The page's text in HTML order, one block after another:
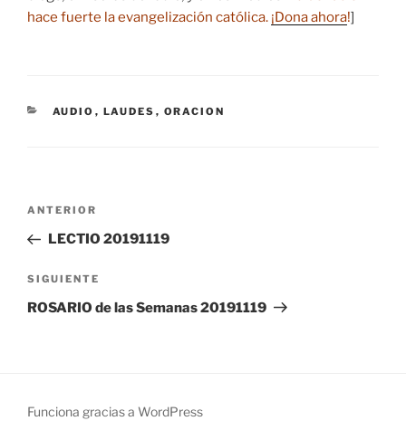
hace fuerte la evangelización católica. ¡Dona ahora!]
CATEGORÍAS
AUDIO , LAUDES , ORACION
Navegación
entradas
Entrada
anterior:
ANTERIOR
LECTIO 20191119
Siguiente
entrada
SIGUIENTE
ROSARIO de las Semanas 20191119
Funciona gracias a WordPress